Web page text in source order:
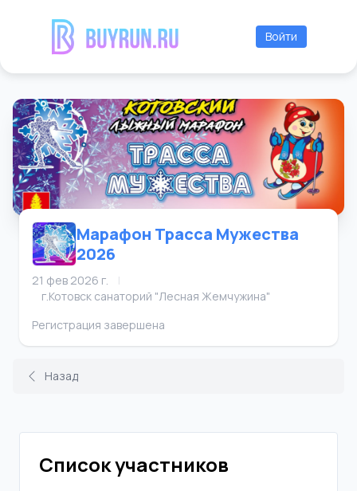
Войти
Марафон Трасса Мужества
2026
21 фев 2026 г.
|
г.Котовск санаторий "Лесная Жемчужина"
Регистрация завершена
Назад
Список участников